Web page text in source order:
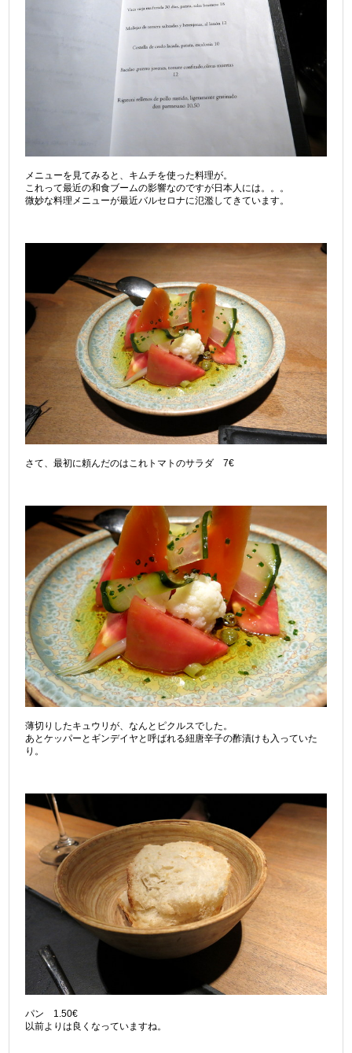
メニューを見てみると、キムチを使った料理が。
これって最近の和食ブームの影響なのですが日本人には。。。
微妙な料理メニューが最近バルセロナに氾濫してきています。
さて、最初に頼んだのはこれトマトのサラダ 7€
薄切りしたキュウリが、なんとピクルスでした。
あとケッパーとギンデイヤと呼ばれる紐唐辛子の酢漬けも入っていた
り。
パン 1.50€
以前よりは良くなっていますね。